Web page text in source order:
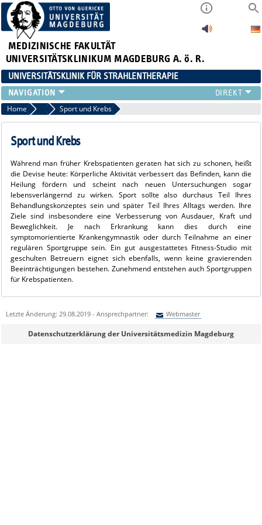
MEDIZINISCHE FAKULTÄT
UNIVERSITÄTSKLINIKUM MAGDEBURG A. ö. R.
UNIVERSITÄTSKLINIK FÜR STRAHLENTHERAPIE
KLINIK
FÜR PATIENTEN
FÜR ÄRZTE
FORSCHUNG
LEHRE
AKTUELLES
VIDEOS
Home Was darf ich tun, was soll ich lassen?
Sport und Krebs
Sport und Krebs
Während man früher Krebspatienten gera­ten hat sich zu schonen, heißt
die Devise heute: Körperliche Aktivität verbessert das Befinden, kann die
Heilung fördern und scheint nach neuen Untersuchungen sogar
lebensverlän­gernd zu wirken. Sport sollte also durchaus Teil Ihres
Behandlungs­konzeptes sein und später Teil Ihres Alltags werden. Ihre
Ziele sind insbesondere eine Verbesserung von Ausdauer, Kraft und
Beweglichkeit. Je nach Erkrankung kann dies durch eine
symptomorientierte Krankengymnastik oder durch Teilnahme an einer
regulären Sportgruppe sein. Ein gut ausgestattetes Fitness-Studio mit
geschulten Betreuern eignet sich ebenfalls, wenn keine gravie­renden
Beeinträchtigungen bestehen. Zunehmend entstehen auch Sportgrup­pen
für Krebspatienten.
Letzte Änderung: 29.08.2019 - Ansprechpartner: Webmaster
Sie können eine Nachricht versenden an:Webmaster
Datenschutzerklärung der Universitätsmedizin Magdeburg